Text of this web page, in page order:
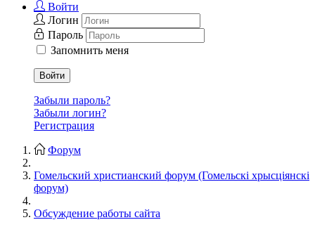
Войти
Логин
Пароль
Запомнить меня
Войти
Забыли пароль?
Забыли логин?
Регистрация
Форум
Гомельский христианский форум (Гомельскі хрысціянскі
форум)
Обсуждение работы сайта